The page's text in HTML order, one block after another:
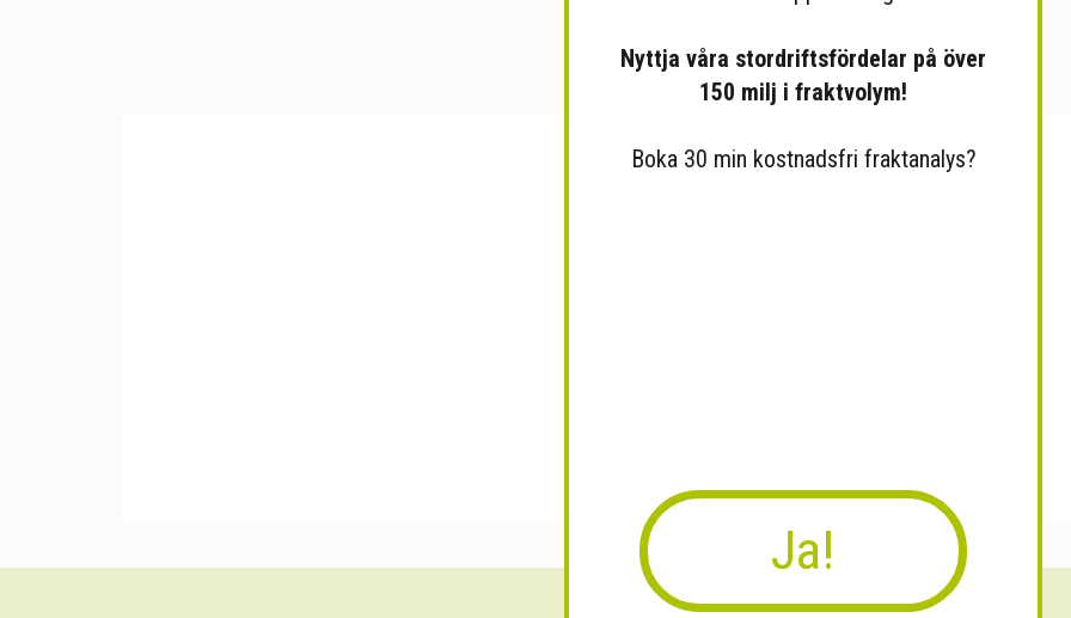
Nyttja våra stordriftsfördelar på över
150 milj i fraktvolym!
Boka 30 min kostnadsfri fraktanalys?
Ja!